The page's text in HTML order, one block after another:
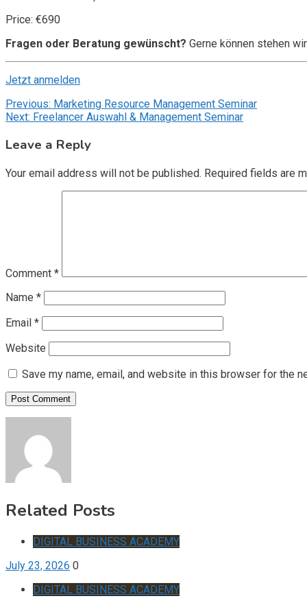
Price: €690
Fragen oder Beratung gewünscht? Gerne können stehen
Jetzt anmelden
Post
navigation
Previous: Marketing Resource Management Seminar
Next: Freelancer Auswahl & Management Seminar
Leave a Reply
Your email address will not be published. Required fields are
Comment *
Name *
Email *
Website
Save my name, email, and website in this browser for the
Related Posts
DIGITAL BUSINESS ACADEMY
July 23, 2026 0
DIGITAL BUSINESS ACADEMY